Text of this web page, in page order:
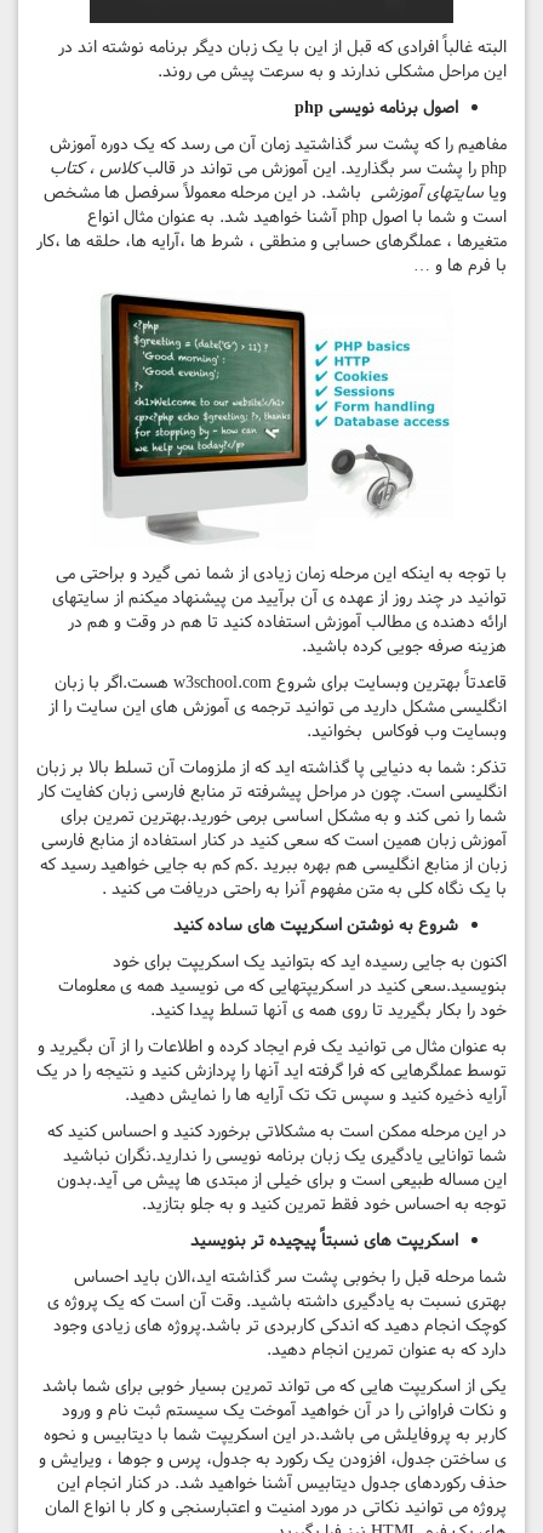
البته غالباً افرادی که قبل از این با یک زبان دیگر برنامه نوشته اند در
این مراحل مشکلی ندارند و به سرعت پیش می روند.
اصول برنامه نویسی php
مفاهیم را که پشت سر گذاشتید زمان آن می رسد که یک دوره آموزش
php را پشت سر بگذارید. این آموزش می تواند در قالب
کلاس ، کتاب
ویا سایتهای آموزشی باشد. در این مرحله معمولاً سرفصل ها مشخص
است و شما با اصول php آشنا خواهید شد. به عنوان مثال انواع
متغیرها ، عملگرهای حسابی و منطقی ، شرط ها ،آرایه ها، حلقه ها ،کار
با فرم ها و …
با توجه به اینکه این مرحله زمان زیادی از شما نمی گیرد و براحتی می
توانید در چند روز از عهده ی آن برآیید من پیشنهاد میکنم از سایتهای
ارائه دهنده ی مطالب آموزش استفاده کنید تا هم در وقت و هم در
هزینه صرفه جویی کرده باشید.
قاعدتاً بهترین وبسایت برای شروع w3school.com هست.اگر با زبان
انگلیسی مشکل دارید می توانید ترجمه ی آموزش های این سایت را از
وبسایت وب فوکاس بخوانید.
تذکر: شما به دنیایی پا گذاشته اید که از ملزومات آن تسلط بالا بر زبان
انگلیسی است. چون در مراحل پیشرفته تر منابع فارسی زبان کفایت کار
شما را نمی کند و به مشکل اساسی برمی خورید.بهترین تمرین برای
آموزش زبان همین است که سعی کنید در کنار استفاده از منابع فارسی
زبان از منابع انگلیسی هم بهره ببرید .کم کم به جایی خواهید رسید که
با یک نگاه کلی به متن مفهوم آنرا به راحتی دریافت می کنید .
شروع به نوشتن اسکریپت های ساده کنید
اکنون به جایی رسیده اید که بتوانید یک اسکریپت برای خود
بنویسید.سعی کنید در اسکریپتهایی که می نویسید همه ی معلومات
خود را بکار بگیرید تا روی همه ی آنها تسلط پیدا کنید.
به عنوان مثال می توانید یک فرم ایجاد کرده و اطلاعات را از آن بگیرید و
توسط عملگرهایی که فرا گرفته اید آنها را پردازش کنید و نتیجه را در یک
آرایه ذخیره کنید و سپس تک تک آرایه ها را نمایش دهید.
در این مرحله ممکن است به مشکلاتی برخورد کنید و احساس کنید که
شما توانایی یادگیری یک زبان برنامه نویسی را ندارید.نگران نباشید
این مساله طبیعی است و برای خیلی از مبتدی ها پیش می آید.بدون
توجه به احساس خود فقط تمرین کنید و به جلو بتازید.
اسکریپت های نسبتاً پیچیده تر بنویسید
شما مرحله قبل را بخوبی پشت سر گذاشته اید،الان باید احساس
بهتری نسبت به یادگیری داشته باشید. وقت آن است که یک پروژه ی
کوچک انجام دهید که اندکی کاربردی تر باشد.پروژه های زیادی وجود
دارد که به عنوان تمرین انجام دهید.
یکی از اسکریپت هایی که می تواند تمرین بسیار خوبی برای شما باشد
و نکات فراوانی را در آن خواهید آموخت یک سیستم ثبت نام و ورود
کاربر به پروفایلش می باشد.در این اسکریپت شما با دیتابیس و نحوه
ی ساختن جدول، افزودن یک رکورد به جدول، پرس و جوها ، ویرایش و
حذف رکوردهای جدول دیتابیس آشنا خواهید شد. در کنار انجام این
پروژه می توانید نکاتی در مورد امنیت و اعتبارسنجی و کار با انواع المان